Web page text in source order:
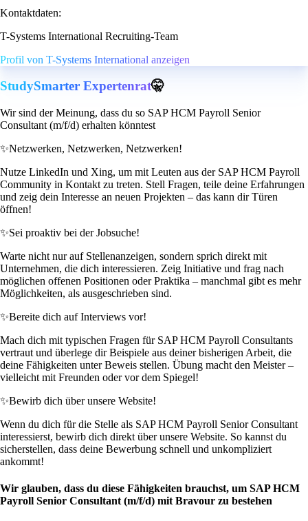
Kontaktdaten:
T-Systems International Recruiting-Team
Profil von T-Systems International anzeigen
StudySmarter Expertenrat🤫
Wir sind der Meinung, dass du so SAP HCM Payroll Senior
Consultant (m/f/d) erhalten könntest
✨Netzwerken, Netzwerken, Netzwerken!
Nutze LinkedIn und Xing, um mit Leuten aus der SAP HCM Payroll
Community in Kontakt zu treten. Stell Fragen, teile deine Erfahrungen
und zeig dein Interesse an neuen Projekten – das kann dir Türen
öffnen!
✨Sei proaktiv bei der Jobsuche!
Warte nicht nur auf Stellenanzeigen, sondern sprich direkt mit
Unternehmen, die dich interessieren. Zeig Initiative und frag nach
möglichen offenen Positionen oder Praktika – manchmal gibt es mehr
Möglichkeiten, als ausgeschrieben sind.
✨Bereite dich auf Interviews vor!
Mach dich mit typischen Fragen für SAP HCM Payroll Consultants
vertraut und überlege dir Beispiele aus deiner bisherigen Arbeit, die
deine Fähigkeiten unter Beweis stellen. Übung macht den Meister –
vielleicht mit Freunden oder vor dem Spiegel!
✨Bewirb dich über unsere Website!
Wenn du dich für die Stelle als SAP HCM Payroll Senior Consultant
interessierst, bewirb dich direkt über unsere Website. So kannst du
sicherstellen, dass deine Bewerbung schnell und unkompliziert
ankommt!
Wir glauben, dass du diese Fähigkeiten brauchst, um SAP HCM
Payroll Senior Consultant (m/f/d) mit Bravour zu bestehen